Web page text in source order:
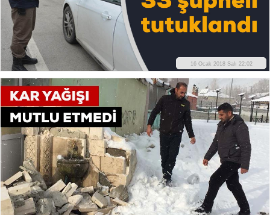
16 Ocak 2018 Salı 22:02